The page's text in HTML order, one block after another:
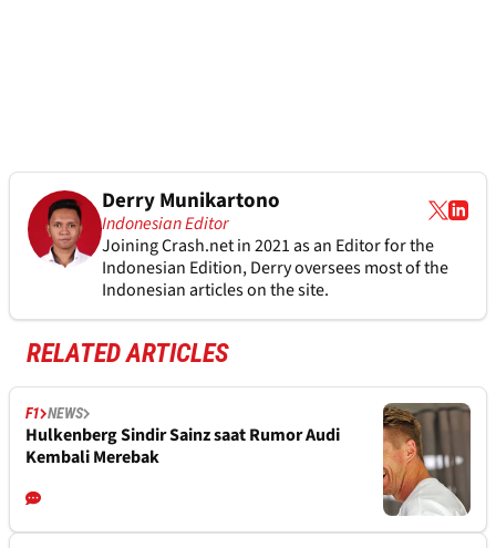
Derry Munikartono
Indonesian Editor
Joining Crash.net in 2021 as an Editor for the
Indonesian Edition, Derry oversees most of the
Indonesian articles on the site.
RELATED ARTICLES
F1 NEWS
Hulkenberg Sindir Sainz saat Rumor Audi
Kembali Merebak